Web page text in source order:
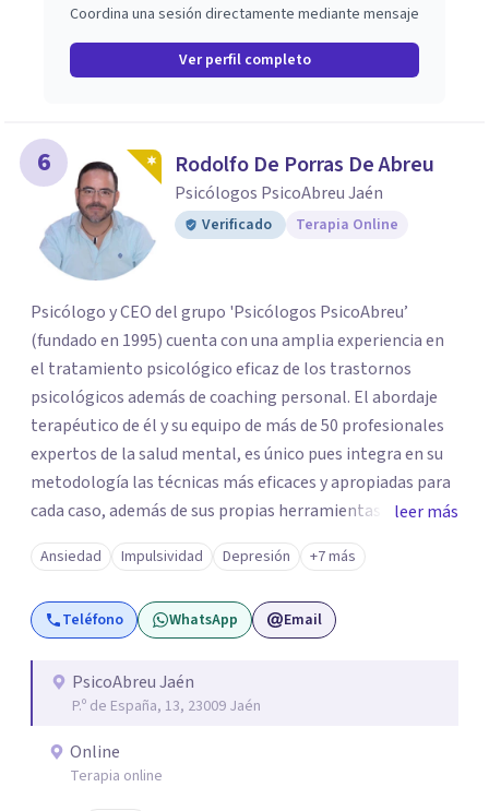
Coordina una sesión directamente mediante mensaje
Ver perfil completo
6 Rodolfo De Porras De Abreu
Psicólogos PsicoAbreu Jaén
Verificado Terapia Online
Psicólogo y CEO del grupo 'Psicólogos PsicoAbreu’
(fundado en 1995) cuenta con una amplia experiencia en
el tratamiento psicológico eficaz de los trastornos
psicológicos además de coaching personal. El abordaje
terapéutico de él y su equipo de más de 50 profesionales
expertos de la salud mental, es único pues integra en su
metodología las técnicas más eficaces y apropiadas para
cada caso, además de sus propias herramientas y técnicas
psicológicas que le hacen un equipo de profesionales
único en su campo. Rodolfo de Porras hace énfasis en la
importancia de trabajar no solo el síntoma que trae a la
persona a consulta sino tratar la raíz del problema para
repetirse en el futuro.
leer más
Ansiedad Impulsividad Depresión +7 más
Teléfono WhatsApp Email
PsicoAbreu Jaén
P.º de España, 13, 23009 Jaén
Online
Terapia online